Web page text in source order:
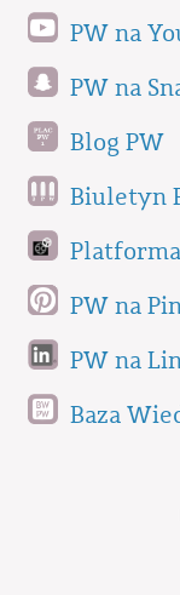
PW na
PW na
Blog PW
Biuletyn
PW na
PW na
Baza